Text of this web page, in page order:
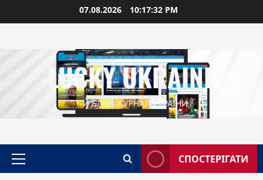
до
07.08.2026 10:17:33 PM
LUCKY UKRAINE
1-Й БЛОГ-ЖУРНАЛ УКРАЇНИ
Головне
СПОСТЕРІГАТИ